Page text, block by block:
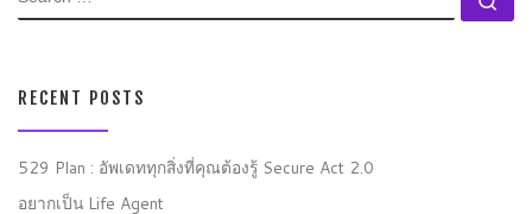
RECENT POSTS
529 Plan : อัพเดททุกสิ่งที่คุณต้องรู้ Secure Act 2.0
อยากเป็น Life Agent